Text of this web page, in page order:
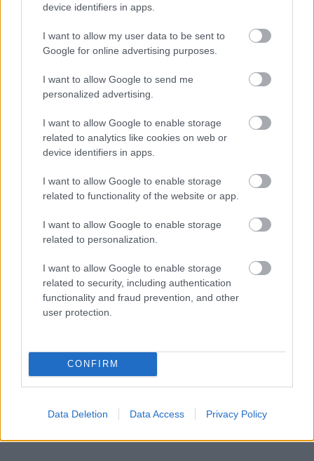
device identifiers in apps.
I want to allow my user data to be sent to
Google for online advertising purposes.
I want to allow Google to send me
personalized advertising.
I want to allow Google to enable storage
related to analytics like cookies on web or
device identifiers in apps.
I want to allow Google to enable storage
related to functionality of the website or app.
I want to allow Google to enable storage
related to personalization.
I want to allow Google to enable storage
related to security, including authentication
functionality and fraud prevention, and other
user protection.
CONFIRM
Data Deletion Data Access Privacy Policy
Η Αίγυπτος ανοίγει ξανά για το κοινό έναν από τους πιο
Βασιλέων
Ένα από τα πιο εντυπωσιακά και ιστορικά μνημεία της αρχαίας Αιγύπτου
άνοιξε και πάλι...
Travel News
Αίγυπτος: Ανοίγει τις πόρτες του το νέο εμβληματικό μουσείο
της χώρας κοντά στις Πυραμίδες
7 Αυγούστου 2025, 9:41
Η Αίγυπτος ετοιμάζεται να εγκαινιάσει επίσημα το Μεγάλο Αιγυπτιακό